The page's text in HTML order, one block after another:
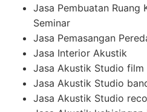
Jasa Pembuatan Ruang
Seminar
Jasa Pemasangan
Jasa Interior Akustik
Jasa Akustik Studio film
Jasa Akustik Studio
Jasa Akustik Studio